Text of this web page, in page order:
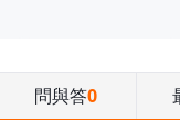
問與答0